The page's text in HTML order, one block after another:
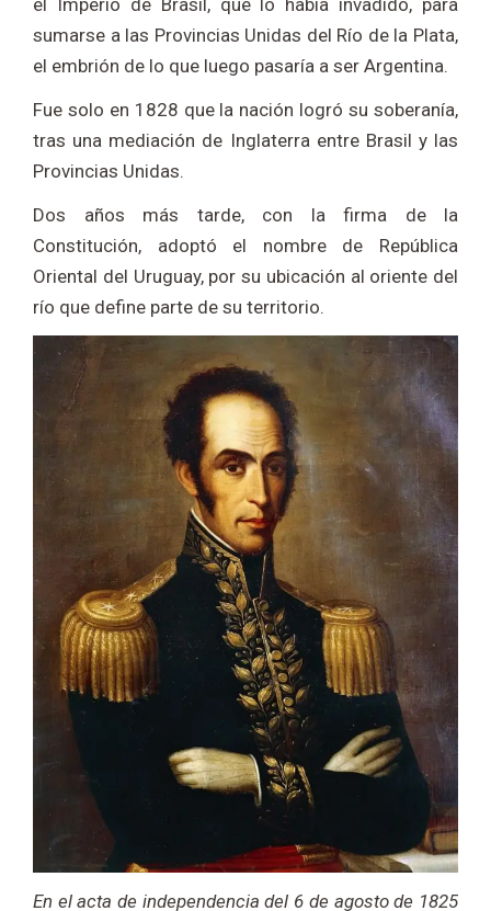
el Imperio de Brasil, que lo había invadido, para
sumarse a las Provincias Unidas del Río de la Plata,
el embrión de lo que luego pasaría a ser Argentina.
Fue solo en 1828 que la nación logró su soberanía,
tras una mediación de Inglaterra entre Brasil y las
Provincias Unidas.
Dos años más tarde, con la firma de la
Constitución, adoptó el nombre de República
Oriental del Uruguay, por su ubicación al oriente del
río que define parte de su territorio.
En el acta de independencia del 6 de agosto de 1825